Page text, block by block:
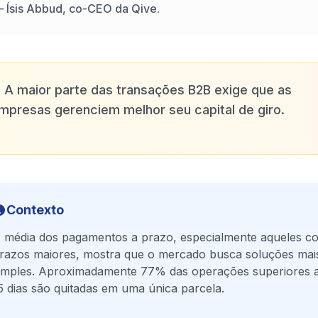
Ísis Abbud, co-CEO da Qive.
A maior parte das transações B2B exige que as
gerenciem melhor seu capital de giro.
Contexto
média dos pagamentos a prazo, especialmente aqueles
maiores, mostra que o mercado busca soluções
Aproximadamente 77% das operações superiores
dias são quitadas em uma única parcela.